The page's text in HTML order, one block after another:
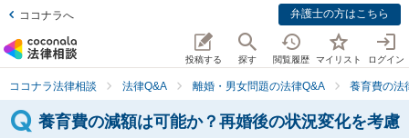
ココナラへ 弁護士の方はこちら
投稿する 探す 閲覧履歴 マイリスト ログイン
ココナラ法律相談 法律Q&A 離婚・男女問題の法律Q&A 養育費の法
養育費の減額は可能か？再婚後の状況変化を考慮